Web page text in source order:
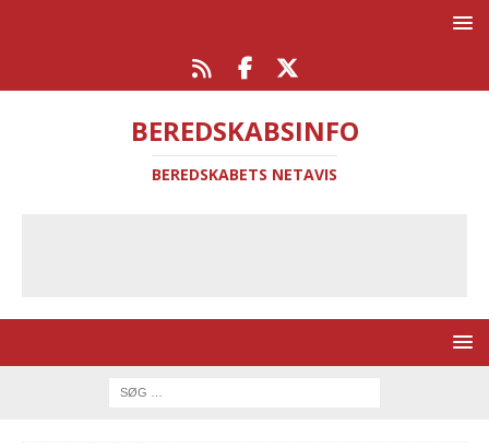
BEREDSKABSINFO
BEREDSKABETS NETAVIS